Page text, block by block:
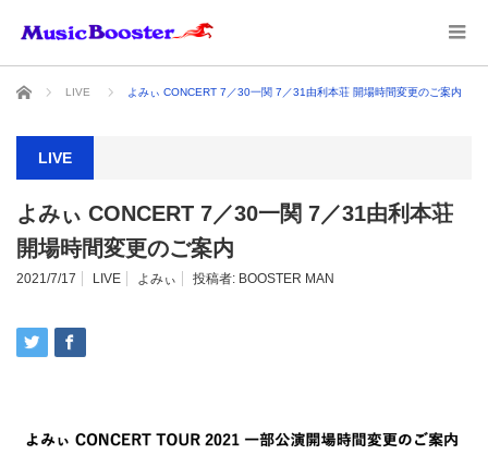
ホーム LIVE よみぃ CONCERT 7／30一関 7／31由利本荘 開場時間変更のご案内
LIVE
よみぃ CONCERT 7／30一関 7／31由利本荘
開場時間変更のご案内
2021/7/17 LIVE よみぃ 投稿者: BOOSTER MAN